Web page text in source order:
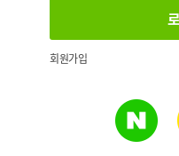
회원가입